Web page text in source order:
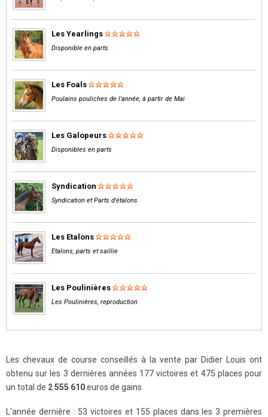
Les Yearlings
Disponible en parts
Les Foals
Poulains pouliches de l'année, à partir de Mai
Les Galopeurs
Disponibles en parts
Syndication
Syndication et Parts d'étalons
Les Etalons
Etalons, parts et saillie
Les Poulinières
Les Poulinières, reproduction
Les chevaux de course conseillés à la vente par Didier Louis ont
obtenu sur les 3 dernières années 177 victoires et 475 places pour
un total de 2 555 610euros de gains
L'année dernière : 53 victoires et 155 places dans les 3 premières